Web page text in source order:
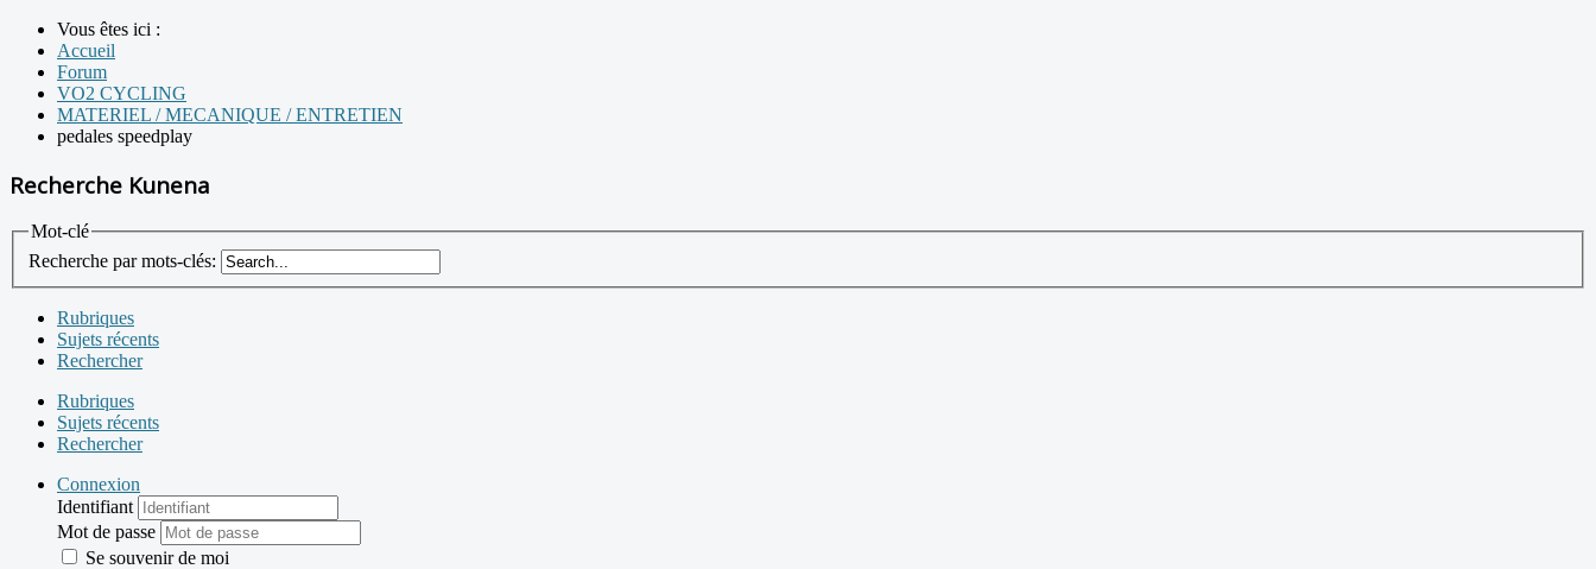
Vous êtes ici :
Accueil
Forum
VO2 CYCLING
MATERIEL / MECANIQUE / ENTRETIEN
pedales speedplay
Recherche Kunena
Mot-clé
Recherche par mots-clés:
Rubriques
Sujets récents
Rechercher
Rubriques
Sujets récents
Rechercher
Connexion
Identifiant
Mot de passe
Se souvenir de moi